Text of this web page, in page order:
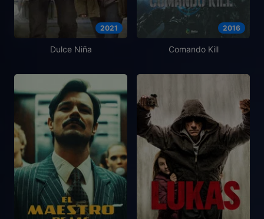
2021
Dulce Niña
2016
Comando Kill